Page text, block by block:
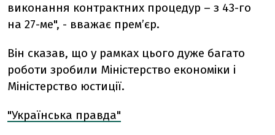
виконання контрактних процедур – з 43-го
на 27-ме", - вважає прем’єр.
Він сказав, що у рамках цього дуже багато
роботи зробили Міністерство економіки і
Міністерство юстиції.
"Українська правда"